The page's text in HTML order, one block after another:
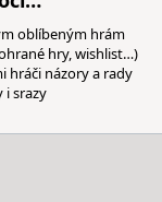
oblíbeným hrám
hry, wishlist…)
hráči názory a rady
i srazy